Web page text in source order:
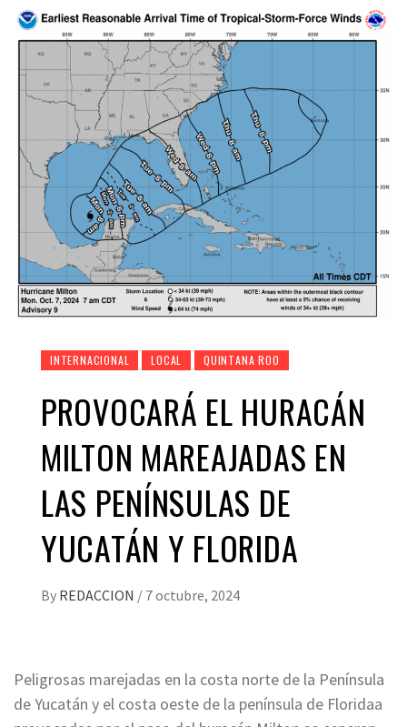
INTERNACIONAL LOCAL QUINTANA ROO
PROVOCARÁ EL HURACÁN
MILTON MAREAJADAS EN
LAS PENÍNSULAS DE
YUCATÁN Y FLORIDA
By REDACCION / 7 octubre, 2024
Peligrosas marejadas en la costa norte de la Península
de Yucatán y el costa oeste de la península de Floridaa